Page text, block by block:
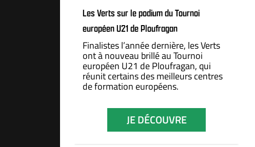
Les Verts sur le podium du Tournoi
européen U21 de Ploufragan
Finalistes l’année dernière, les Verts
ont à nouveau brillé au Tournoi
européen U21 de Ploufragan, qui
réunit certains des meilleurs centres
de formation européens.
JE DÉCOUVRE